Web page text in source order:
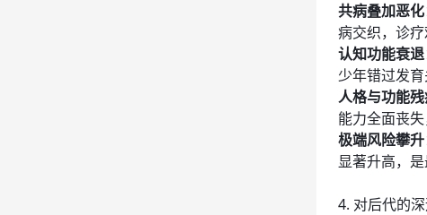
共病叠加恶化
病交织，诊疗
认知功能衰退
少年错过发
人格与功能
能力全面丧
极端风险攀升
显著升高，是
4. 对后代的